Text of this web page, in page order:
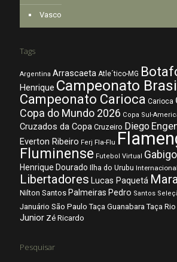
Vasco
Tags
Argentina Arrascaeta Atle´tico-MG
Henrique Campeonato
Campeonato Carioca Carioca
Copa do Mundo 2026 Copa Sul-
Cruzados da Copa Cruzeiro Diego
Everton Ribeiro Ferj Fla-Flu
Fluminense Futebol Virtual Gabigol
Henrique Dourado Ilha do Urubu Internacional
Libertadores Lucas Paquetá
Nilton Santos Palmeiras Pedro Santos
Januário São Paulo Taça Guanabara Taça Rio
Junior Zé Ricardo
Pesquisar